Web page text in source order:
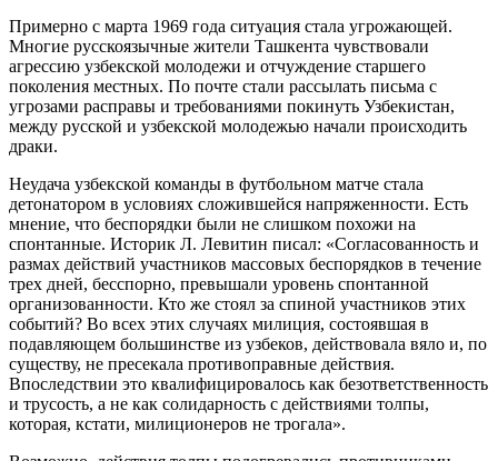
Примерно с марта 1969 года ситуация стала угрожающей.
Многие русскоязычные жители Ташкента чувствовали
агрессию узбекской молодежи и отчуждение старшего
поколения местных. По почте стали рассылать письма с
угрозами расправы и требованиями покинуть Узбекистан,
между русской и узбекской молодежью начали происходить
драки.
Неудача узбекской команды в футбольном матче стала
детонатором в условиях сложившейся напряженности. Есть
мнение, что беспорядки были не слишком похожи на
спонтанные. Историк Л. Левитин писал: «Согласованность и
размах действий участников массовых беспорядков в течение
трех дней, бесспорно, превышали уровень спонтанной
организованности. Кто же стоял за спиной участников этих
событий? Во всех этих случаях милиция, состоявшая в
подавляющем большинстве из узбеков, действовала вяло и, по
существу, не пресекала противоправные действия.
Впоследствии это квалифицировалось как безответственность
и трусость, а не как солидарность с действиями толпы,
которая, кстати, милиционеров не трогала».